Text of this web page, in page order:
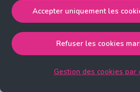
Accepter tous les cookies
strictement nécessaires,
publicité ciblée.
Accepter uniquement les cookies
les cookies strictement nécessaires.
Accepter uniquement les
Refuser les cookies
Gestion des cookies par